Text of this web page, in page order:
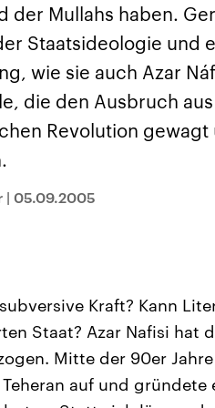
gehören die
Einfluss auf das
Der Überfall
auf Israel hat
Gewalt
zerstören.
der Mullahs haben.
Staatsideologie und
wie sie auch Azar
die den Ausbruch
Revolution
| 05.09.2005
Kraft? Kann
Staat? Azar Nafisi hat
Mitte der 90er
auf und